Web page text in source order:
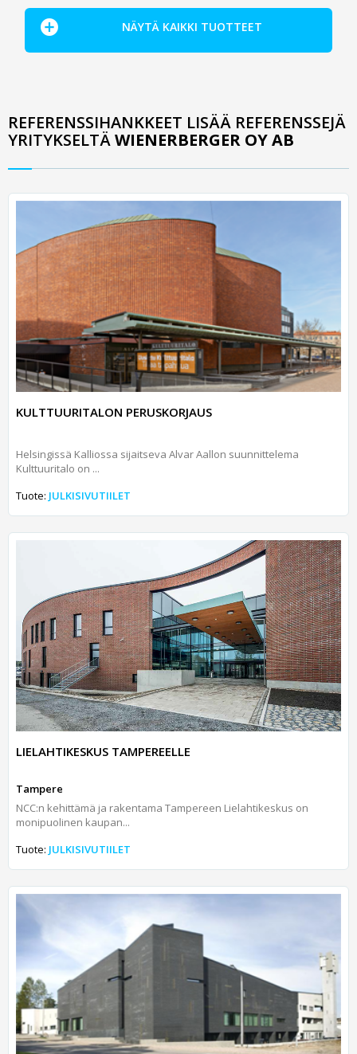
NÄYTÄ KAIKKI TUOTTEET
REFERENSSIHANKKEET LISÄÄ REFERENSSEJÄ
YRITYKSELTÄWIENERBERGER OY AB
KULTTUURITALON PERUSKORJAUS
Helsingissä Kalliossa sijaitseva Alvar Aallon suunnittelema
Kulttuuritalo on ...
Tuote: JULKISIVUTIILET
LIELAHTIKESKUS TAMPEREELLE
Tampere
NCC:n kehittämä ja rakentama Tampereen Lielahtikeskus on
monipuolinen kaupan...
Tuote: JULKISIVUTIILET